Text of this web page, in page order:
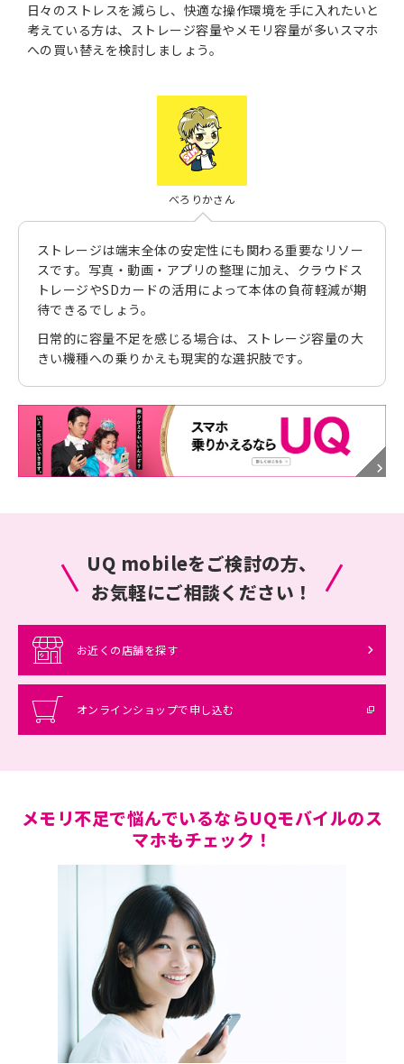
日々のストレスを減らし、快適な操作環境を手に入れたいと
考えている方は、ストレージ容量やメモリ容量が多いスマホ
への買い替えを検討しましょう。
べろりかさん
ストレージは端末全体の安定性にも関わる重要なリソー
スです。写真・動画・アプリの整理に加え、クラウドス
トレージやSDカードの活用によって本体の負荷軽減が期
待できるでしょう。
日常的に容量不足を感じる場合は、ストレージ容量の大
きい機種への乗りかえも現実的な選択肢です。
UQ mobileをご検討の方、
お気軽にご相談ください！
お近くの店舗を探す
オンラインショップで申し込む
メモリ不足で悩んでいるならUQモバイルのス
マホもチェック！